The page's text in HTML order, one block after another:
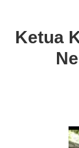
Ketua